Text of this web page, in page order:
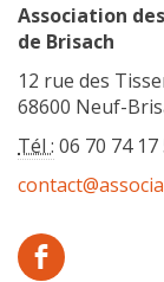
Association
de Brisach
12 rue des
68600 Neuf-
Tél : 06 70 74 17